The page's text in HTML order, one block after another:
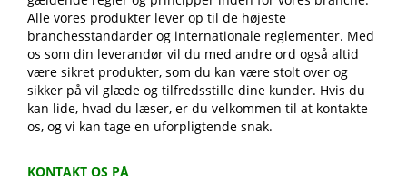
Alle vores produkter lever op til de højeste
branchesstandarder og internationale reglementer. Med
os som din leverandør vil du med andre ord også altid
være sikret produkter, som du kan være stolt over og
sikker på vil glæde og tilfredsstille dine kunder. Hvis du
kan lide, hvad du læser, er du velkommen til at kontakte
os, og vi kan tage en uforpligtende snak.
KONTAKT OS PÅ